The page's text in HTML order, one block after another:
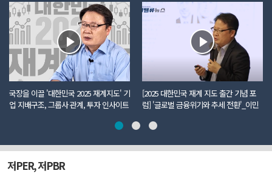
국장을 이끌 '대한민국 2025 재계지도' 기
업 지배구조, 그룹사 관계, 투자 인사이트
[2025 대한민국 재계 지도 출간 기념 포
럼] '글로벌 금융위기와 추세 전환'_이민
저PER, 저PBR